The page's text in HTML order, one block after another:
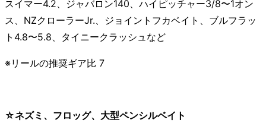
スイマー4.2、ジャバロン140、ハイピッチャー3/8〜1オン
ス、NZクローラーJr.、ジョイントフカベイト、ブルフラッ
ト4.8〜5.8、タイニークラッシュなど
※リールの推奨ギア比 7
☆ネズミ、フロッグ、大型ペンシルベイト